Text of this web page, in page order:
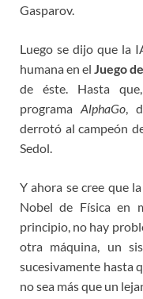
Gasparov.
Luego se dijo que la
humana en elJuego
de éste. Hasta
programa AlphaGo,
derrotó al campeón
Sedol.
Y ahora se cree que
Nobel de Física en
principio, no hay
otra máquina, un
sucesivamente hasta
no sea más que un